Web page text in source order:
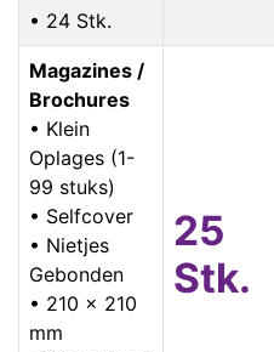
• 24 Stk.
Magazines /
Brochures
• Klein
Oplages (1-
99 stuks)
• Selfcover
• Nietjes
Gebonden
• 210 x 210
mm
25
Stk.